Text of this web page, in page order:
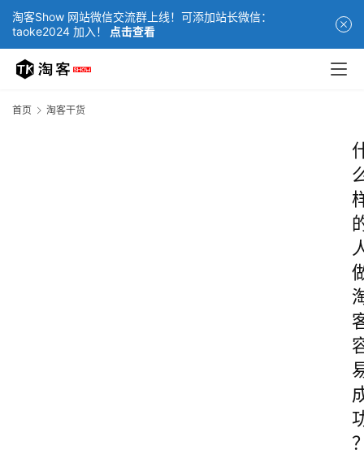
淘客Show 网站微信交流群上线！可添加站长微信：
taoke2024 加入！
点击查看
首页 淘客干货